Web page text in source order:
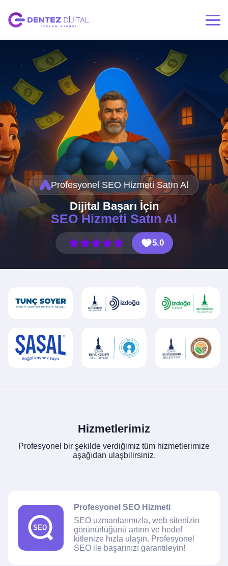
Profesyonel SEO Hizmeti Satın Al
Dijital Başarı İçin
SEO Hizmeti Satın Al
5.0
Hizmetlerimiz
Profesyonel bir şekilde verdiğimiz tüm hizmetlerimize
aşağıdan ulaşbilirsiniz.
Profesyonel SEO Hizmeti
SEO uzmanlarımızla, web sitenizin
görünürlüğünü artırın ve hedef
kitlenize hızla ulaşın. Profesyonel
SEO ile başarınızı garantileyin!